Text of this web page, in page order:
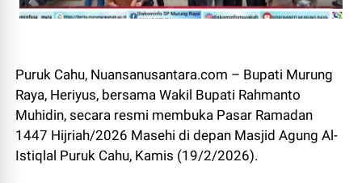
Puruk Cahu, Nuansanusantara.com – Bupati Murung
Raya, Heriyus, bersama Wakil Bupati Rahmanto
Muhidin, secara resmi membuka Pasar Ramadan
1447 Hijriah/2026 Masehi di depan Masjid Agung Al-
Istiqlal Puruk Cahu, Kamis (19/2/2026).